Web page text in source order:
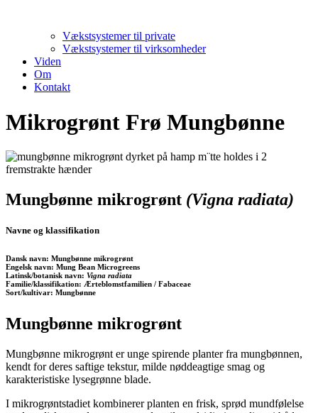
Vækstsystemer til private
Vækstsystemer til virksomheder
Viden
Om
Kontakt
Mikrogrønt Frø Mungbønne
Mungbønne mikrogrønt (Vigna radiata)
Navne og klassifikation
Dansk navn: Mungbønne mikrogrønt
Engelsk navn: Mung Bean Microgreens
Latinsk/botanisk navn: Vigna radiata
Familie/klassifikation: Ærteblomstfamilien / Fabaceae
Sort/kultivar: Mungbønne
Mungbønne mikrogrønt
Mungbønne mikrogrønt er unge spirende planter fra mungbønnen,
kendt for deres saftige tekstur, milde nøddeagtige smag og
karakteristiske lysegrønne blade.
I mikrogrøntstadiet kombinerer planten en frisk, sprød mundfølelse